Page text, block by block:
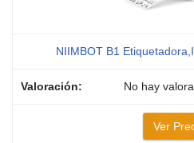
NIIMBOT B1
No hay
Ver